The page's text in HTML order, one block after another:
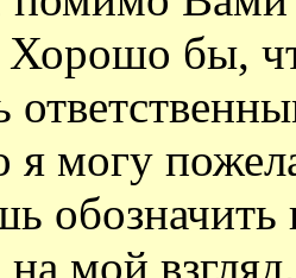
Хорошо бы,
я могу
мой